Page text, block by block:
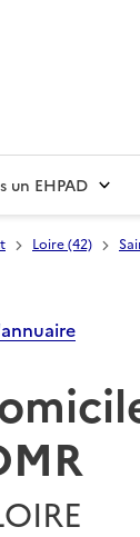
un EHPAD
Loire (42)